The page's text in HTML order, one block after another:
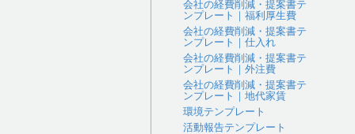
会社の経費削減・提案書テ
ンプレート｜福利厚生費
会社の経費削減・提案書テ
ンプレート｜仕入れ
会社の経費削減・提案書テ
ンプレート｜外注費
会社の経費削減・提案書テ
ンプレート｜地代家賃
環境テンプレート
活動報告テンプレート